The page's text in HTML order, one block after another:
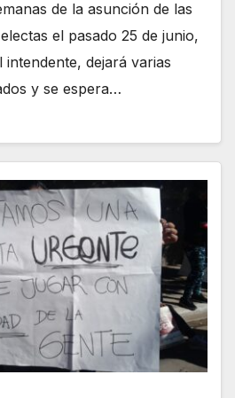
de la asunción de las
el pasado 25 de junio,
dejará varias
y se espera…